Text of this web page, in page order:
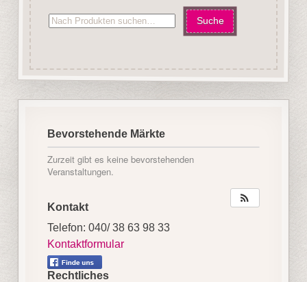
Bevorstehende Märkte
Zurzeit gibt es keine bevorstehenden
Veranstaltungen.
Kontakt
Telefon: 040/ 38 63 98 33
Kontaktformular
Rechtliches